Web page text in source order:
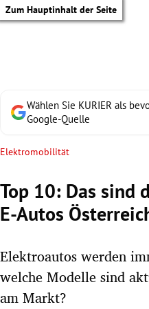
Zum Hauptinhalt der Seite
Untermenü
Wählen Sie KURIER als
Google-Quelle
Elektromobilität
Top 10: Das sind
E-Autos
Elektroautos werden
welche Modelle sind
am Markt?